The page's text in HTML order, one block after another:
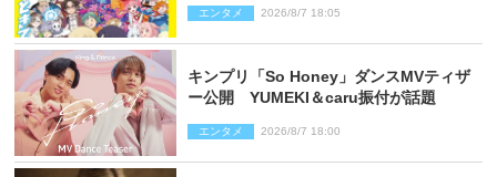
エンタメ 2026/8/7 18:05
キンプリ「So Honey」ダンスMVティザ
ー公開 YUMEKI＆caru振付が話題
エンタメ 2026/8/7 18:00